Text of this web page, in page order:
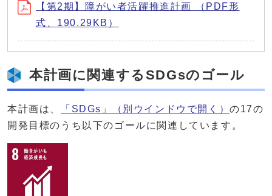
【第2期】障がい者活躍推進計画 （PDF形
式、190.29KB）
本計画に関連するSDGsのゴール
本計画は、 「SDGs」 （別ウインドウで開く）の17の
開発目標のうち以下のゴールに関連しています。